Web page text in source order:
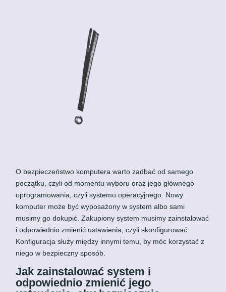
O bezpieczeństwo komputera warto zadbać od samego
początku, czyli od momentu wyboru oraz jego głównego
oprogramowania, czyli systemu operacyjnego. Nowy
komputer może być wyposażony w system albo sami
musimy go dokupić. Zakupiony system musimy zainstalować
i odpowiednio zmienić ustawienia, czyli skonfigurować.
Konfiguracja służy między innymi temu, by móc korzystać z
niego w bezpieczny sposób.
Jak zainstalować system i
odpowiednio zmienić jego